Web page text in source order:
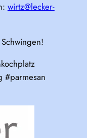
wirtz@lecker-
#parmesan